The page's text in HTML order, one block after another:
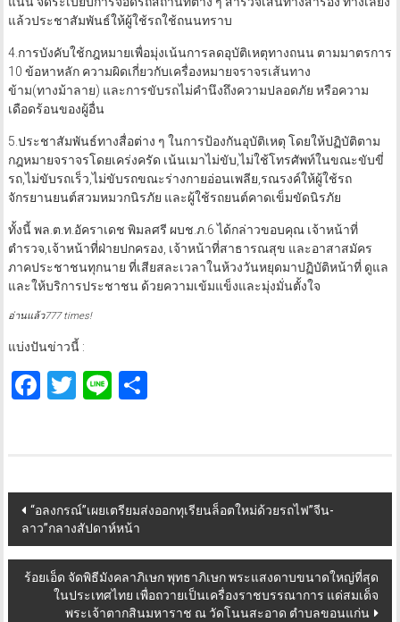
แล้วประชาสัมพันธ์ให้ผู้ใช้รถใช้ถนนทราบ
4.การบังคับใช้กฎหมายเพื่อมุ่งเน้นการลดอุบัติเหตุทางถนน ตามมาตรการ
10 ข้อหาหลัก ความผิดเกี่ยวกับเครื่องหมายจราจรเส้นทาง
ข้าม(ทางม้าลาย) และการขับรถไม่คำนึงถึงความปลอดภัย หรือความ
เดือดร้อนของผู้อื่น
5.ประชาสัมพันธ์ทางสื่อต่าง ๆ ในการป้องกันอุบัติเหตุ โดยให้ปฏิบัติตาม
กฎหมายจราจรโดยเคร่งครัด เน้นเมาไม่ขับ,ไม่ใช้โทรศัพท์ในขณะขับขี่
รถ,ไม่ขับรถเร็ว,ไม่ขับรถขณะร่างกายอ่อนเพลีย,รณรงค์ให้ผู้ใช้รถ
จักรยานยนต์สวมหมวกนิรภัย และผู้ใช้รถยนต์คาดเข็มขัดนิรภัย
ทั้งนี้ พล.ต.ท.อัคราเดช พิมลศรี ผบช.ภ.6 ได้กล่าวขอบคุณ เจ้าหน้าที่
ตำรวจ,เจ้าหน้าที่ฝ่ายปกครอง, เจ้าหน้าที่สาธารณสุข และอาสาสมัคร
ภาคประชาชนทุกนาย ที่เสียสละเวลาในห้วงวันหยุดมาปฏิบัติหน้าที่ ดูแล
และให้บริการประชาชน ด้วยความเข้มแข็งและมุ่งมั่นตั้งใจ
อ่านแล้ว777 times!
แบ่งปันข่าวนี้ :
Facebook
Twitter
LineShare
Post
navigation
“อลงกรณ์”เผยเตรียมส่งออกทุเรียนล็อตใหม่ด้วยรถไฟ”จีน-
ลาว”กลางสัปดาห์หน้า
ร้อยเอ็ด จัดพิธีมังคลาภิเษก พุทธาภิเษก พระแสงดาบขนาดใหญ่ที่สุด
ในประเทศไทย เพื่อถวายเป็นเครื่องราชบรรณาการ แด่สมเด็จ
พระเจ้าตากสินมหาราช ณ วัดโนนสะอาด ตำบลขอนแก่น